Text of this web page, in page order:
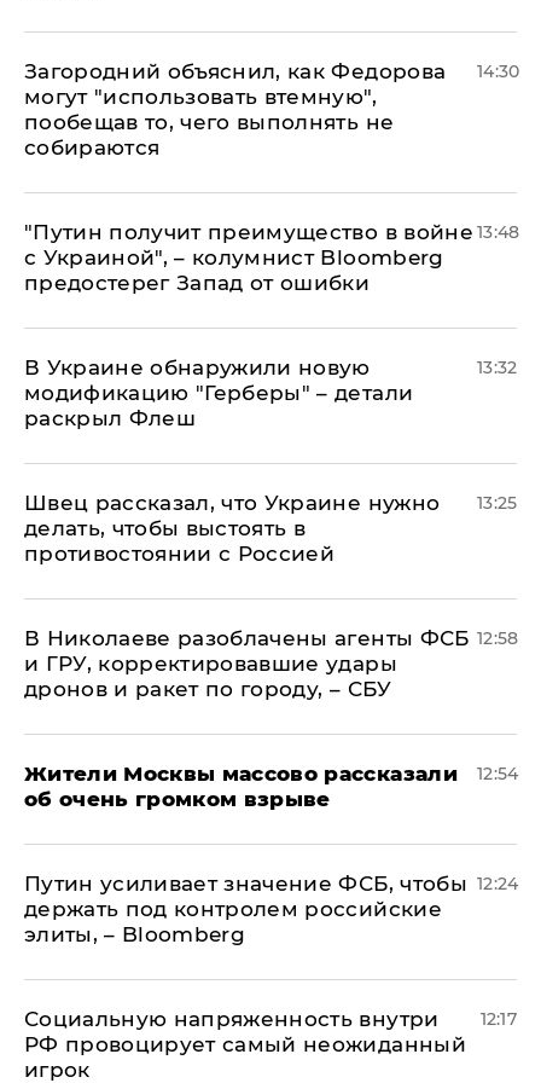
Загородний объяснил, как Федорова
могут "использовать втемную",
пообещав то, чего выполнять не
собираются
14:30
"Путин получит преимущество в войне
с Украиной", – колумнист Bloomberg
предостерег Запад от ошибки
13:48
В Украине обнаружили новую
модификацию "Герберы" – детали
раскрыл Флеш
13:32
Швец рассказал, что Украине нужно
делать, чтобы выстоять в
противостоянии с Россией
13:25
В Николаеве разоблачены агенты ФСБ
и ГРУ, корректировавшие удары
дронов и ракет по городу, – СБУ
12:58
Жители Москвы массово рассказали
об очень громком взрыве
12:54
Путин усиливает значение ФСБ, чтобы
держать под контролем российские
элиты, – Bloomberg
12:24
Социальную напряженность внутри
РФ провоцирует самый неожиданный
игрок
12:17